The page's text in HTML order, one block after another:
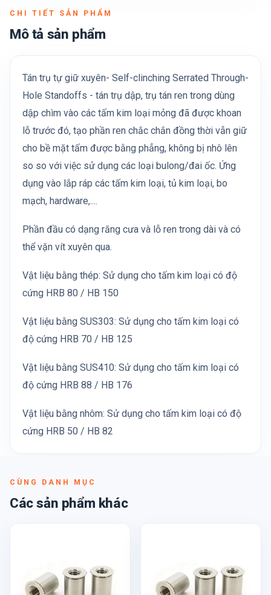
CHI TIẾT SẢN PHẨM
Mô tả sản phẩm
Tán trụ tự giữ xuyên- Self-clinching Serrated Through-
Hole Standoffs - tán trụ dập, trụ tán ren trong dùng
dập chìm vào các tấm kim loại mỏng đã được khoan
lỗ trước đó, tạo phần ren chắc chắn đồng thời vẫn giữ
cho bề mặt tấm được bằng phẳng, không bị nhô lên
so so với việc sử dụng các loại bulong/đai ốc. Ứng
dụng vào lắp ráp các tấm kim loại, tủ kim loại, bo
mạch, hardware,....
Phần đầu có dạng răng cưa và lỗ ren trong dài và có
thể vặn vít xuyên qua.
Vật liệu bằng thép: Sử dụng cho tấm kim loại có độ
cứng HRB 80 / HB 150
Vật liệu bằng SUS303: Sử dụng cho tấm kim loại có
độ cứng HRB 70 / HB 125
Vật liệu bằng SUS410: Sử dụng cho tấm kim loại có
độ cứng HRB 88 / HB 176
Vật liệu bằng nhôm: Sử dụng cho tấm kim loại có độ
cứng HRB 50 / HB 82
CÙNG DANH MỤC
Các sản phẩm khác